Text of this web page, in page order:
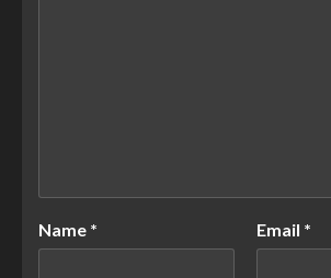
Name * Email *